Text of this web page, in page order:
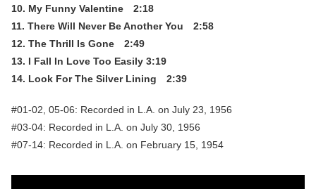
10. My Funny Valentine 2:18
11. There Will Never Be Another You 2:58
12. The Thrill Is Gone 2:49
13. I Fall In Love Too Easily 3:19
14. Look For The Silver Lining 2:39
#01-02, 05-06: Recorded in L.A. on July 23, 1956
#03-04: Recorded in L.A. on July 30, 1956
#07-14: Recorded in L.A. on February 15, 1954